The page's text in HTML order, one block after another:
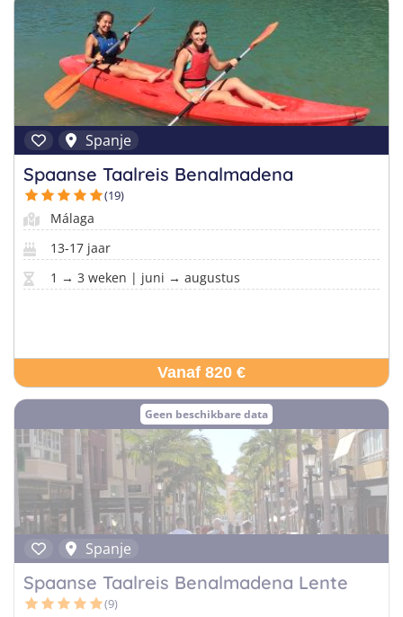
Spanje
Spaanse Taalreis Benalmadena
(19)
Málaga
13-17 jaar
1 → 3 weken | juni → augustus
Vanaf 820 €
Geen beschikbare data
Spanje
Spaanse Taalreis Benalmadena Lente
(9)